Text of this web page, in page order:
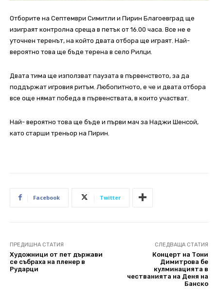
Отборите на Септември Симитли и Пирин Благоевград ще
изиграят контролна среща в петък от 16.00 часа. Все не е
уточнен теренът, на който двата отбора ще играят. Най-
вероятно това ще бъде терена в село Рилци.
Двата тима ще използват паузата в първенството, за да
поддържат игровия ритъм. Любопитното, е че и двата отбора
все още нямат победа в първенствата, в които участват.
Най- вероятно това ще бъде и първи мач за Наджи Шенсой,
като старши треньор на Пирин.
Facebook Twitter
ПРЕДИШНА СТАТИЯ
Художници от пет държави
се събраха на пленер в
Рударци
СЛЕДВАЩА СТАТИЯ
Концерт на Тони
Димитрова бе
кулминацията в
честванията на Деня на
Банско